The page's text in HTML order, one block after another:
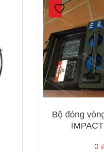
Bộ đóng
0 ₫